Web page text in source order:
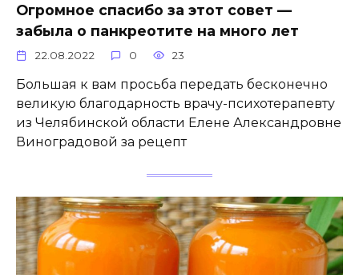
Огромное спасибо за этот совет —
забыла о панкреотите на много лет
22.08.2022 0 23
Большая к вам просьба передать бесконечно
великую благодарность врачу-психотерапевту
из Челябинской области Елене Александровне
Виноградовой за рецепт